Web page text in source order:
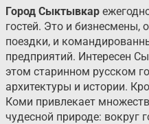
Город Сыктывкар
гостей. Это и
поездки, и
предприятий. Интересен
этом старинном русском
архитектуры и истории.
Коми привлекает
чудесной природе: вокруг